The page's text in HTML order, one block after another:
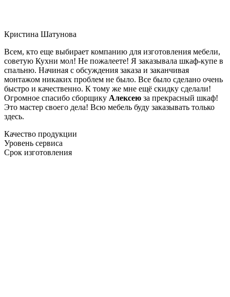
Кристина Шатунова
Всем, кто еще выбирает компанию для изготовления мебели,
советую Кухни мол! Не пожалеете! Я заказывала шкаф-купе в
спальню. Начиная с обсуждения заказа и заканчивая
монтажом никаких проблем не было. Все было сделано очень
быстро и качественно. К тому же мне ещё скидку сделали!
Огромное спасибо сборщику Алексею за прекрасный шкаф!
Это мастер своего дела! Всю мебель буду заказывать только
здесь.
Качество продукции
Уровень сервиса
Срок изготовления